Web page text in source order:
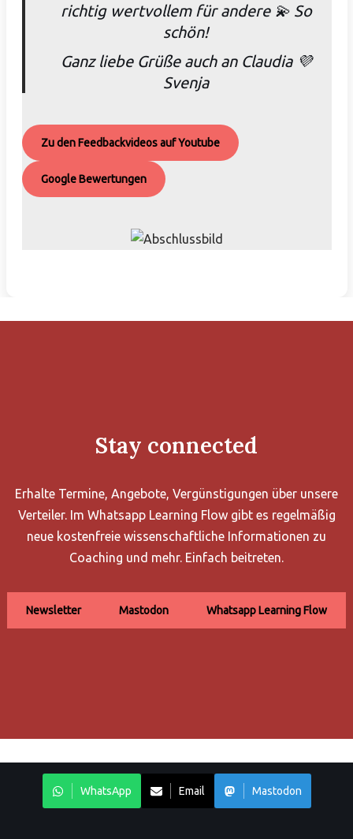
richtig wertvollem für andere 💫 So
schön!
Ganz liebe Grüße auch an Claudia 💜
Svenja
Zu den Feedbackvideos auf Youtube
Google Bewertungen
Stay connected
Erhalte Termine, Angebote, Vergünstigungen über unsere
Verteiler. Im Whatsapp Learning Flow gibt es regelmäßig
neue kostenfreie wissenschaftliche Informationen zu
Coaching und mehr. Einfach beitreten.
Newsletter Mastodon Whatsapp Learning Flow
WhatsApp Email Mastodon